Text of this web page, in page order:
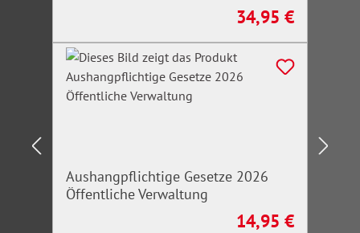
Regulärer Preis:
34,95 €
Aushangpflichtige Gesetze 2026
Öffentliche Verwaltung
Regulärer Preis:
14,95 €